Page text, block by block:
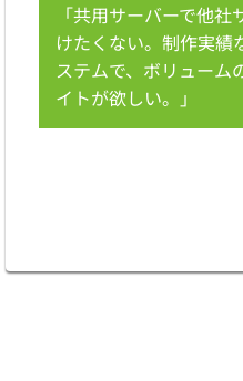
「共用サーバーで他
けたくない。制作実績
ステムで、ボリューム
イトが欲しい。」